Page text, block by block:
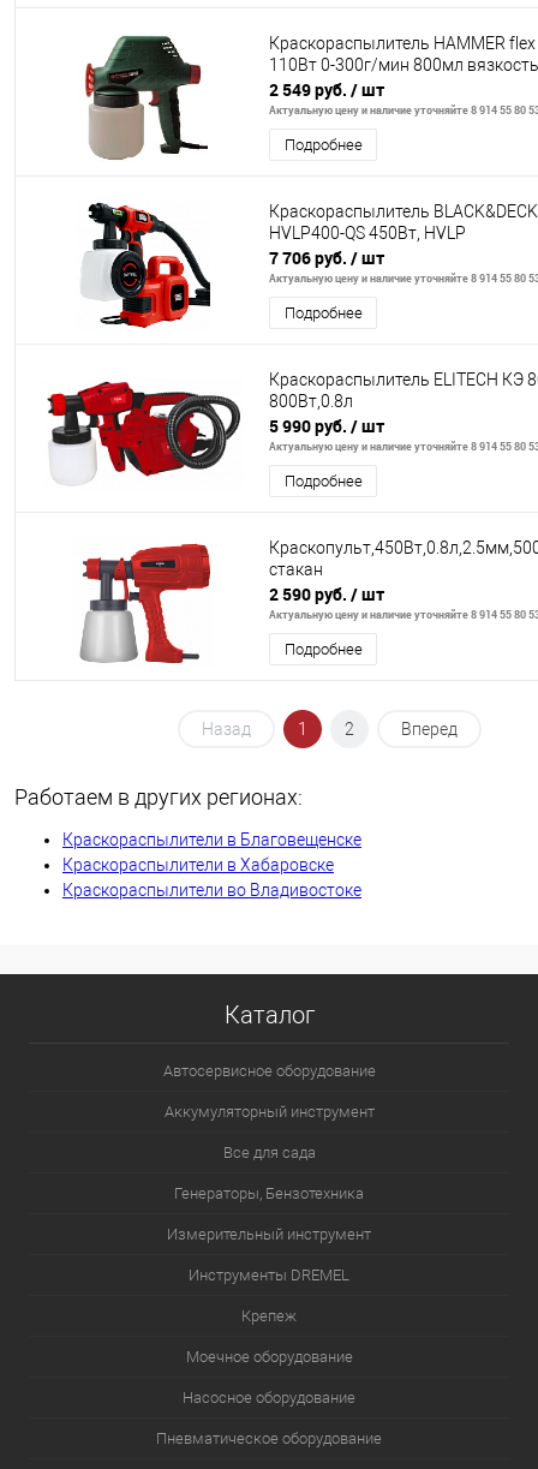
Краскораспылитель HAMMER
110Вт 0-300г/мин 800мл
2 549 руб. / шт
Актуальную цену и наличие уточняйте 8 914 55 80
Подробнее
Краскораспылитель
HVLP400-QS 450Вт, HVLP
7 706 руб. / шт
Актуальную цену и наличие уточняйте 8 914 55 80
Подробнее
Краскораспылитель ELITECH КЭ
800Вт,0.8л
5 990 руб. / шт
Актуальную цену и наличие уточняйте 8 914 55 80
Подробнее
стакан
2 590 руб. / шт
Актуальную цену и наличие уточняйте 8 914 55 80
Подробнее
Назад 1 2 Вперед
Работаем в других регионах:
Краскораспылители в Благовещенске
Краскораспылители в Хабаровске
Краскораспылители во Владивостоке
Каталог
Автосервисное оборудование
Аккумуляторный инструмент
Все для сада
Генераторы, Бензотехника
Измерительный инструмент
Инструменты DREMEL
Крепеж
Моечное оборудование
Насосное оборудование
Пневматическое оборудование